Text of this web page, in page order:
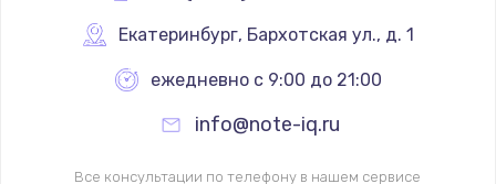
Ремонт GPS-модуля
Екатеринбург, Бархотская ул., д. 1
ежедневно с 9:00 до 21:00
info@note-iq.ru
Все консультации по телефону в нашем сервисе